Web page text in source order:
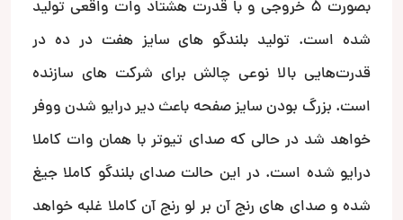
بصورت ۵ خروجی و با قدرت هشتاد وات واقعی تولید
شده است. تولید بلندگو های سایز هفت در ده در
قدرت‌هایی بالا نوعی چالش برای شرکت های سازنده
است. بزرگ بودن سایز صفحه باعث دیر درایو شدن ووفر
خواهد شد در حالی که صدای تیوتر با همان وات کاملا
درایو شده است. در این حالت صدای بلندگو کاملا جیغ
شده و صدای های رنج آن بر لو رنج آن کاملا غلبه خواهد